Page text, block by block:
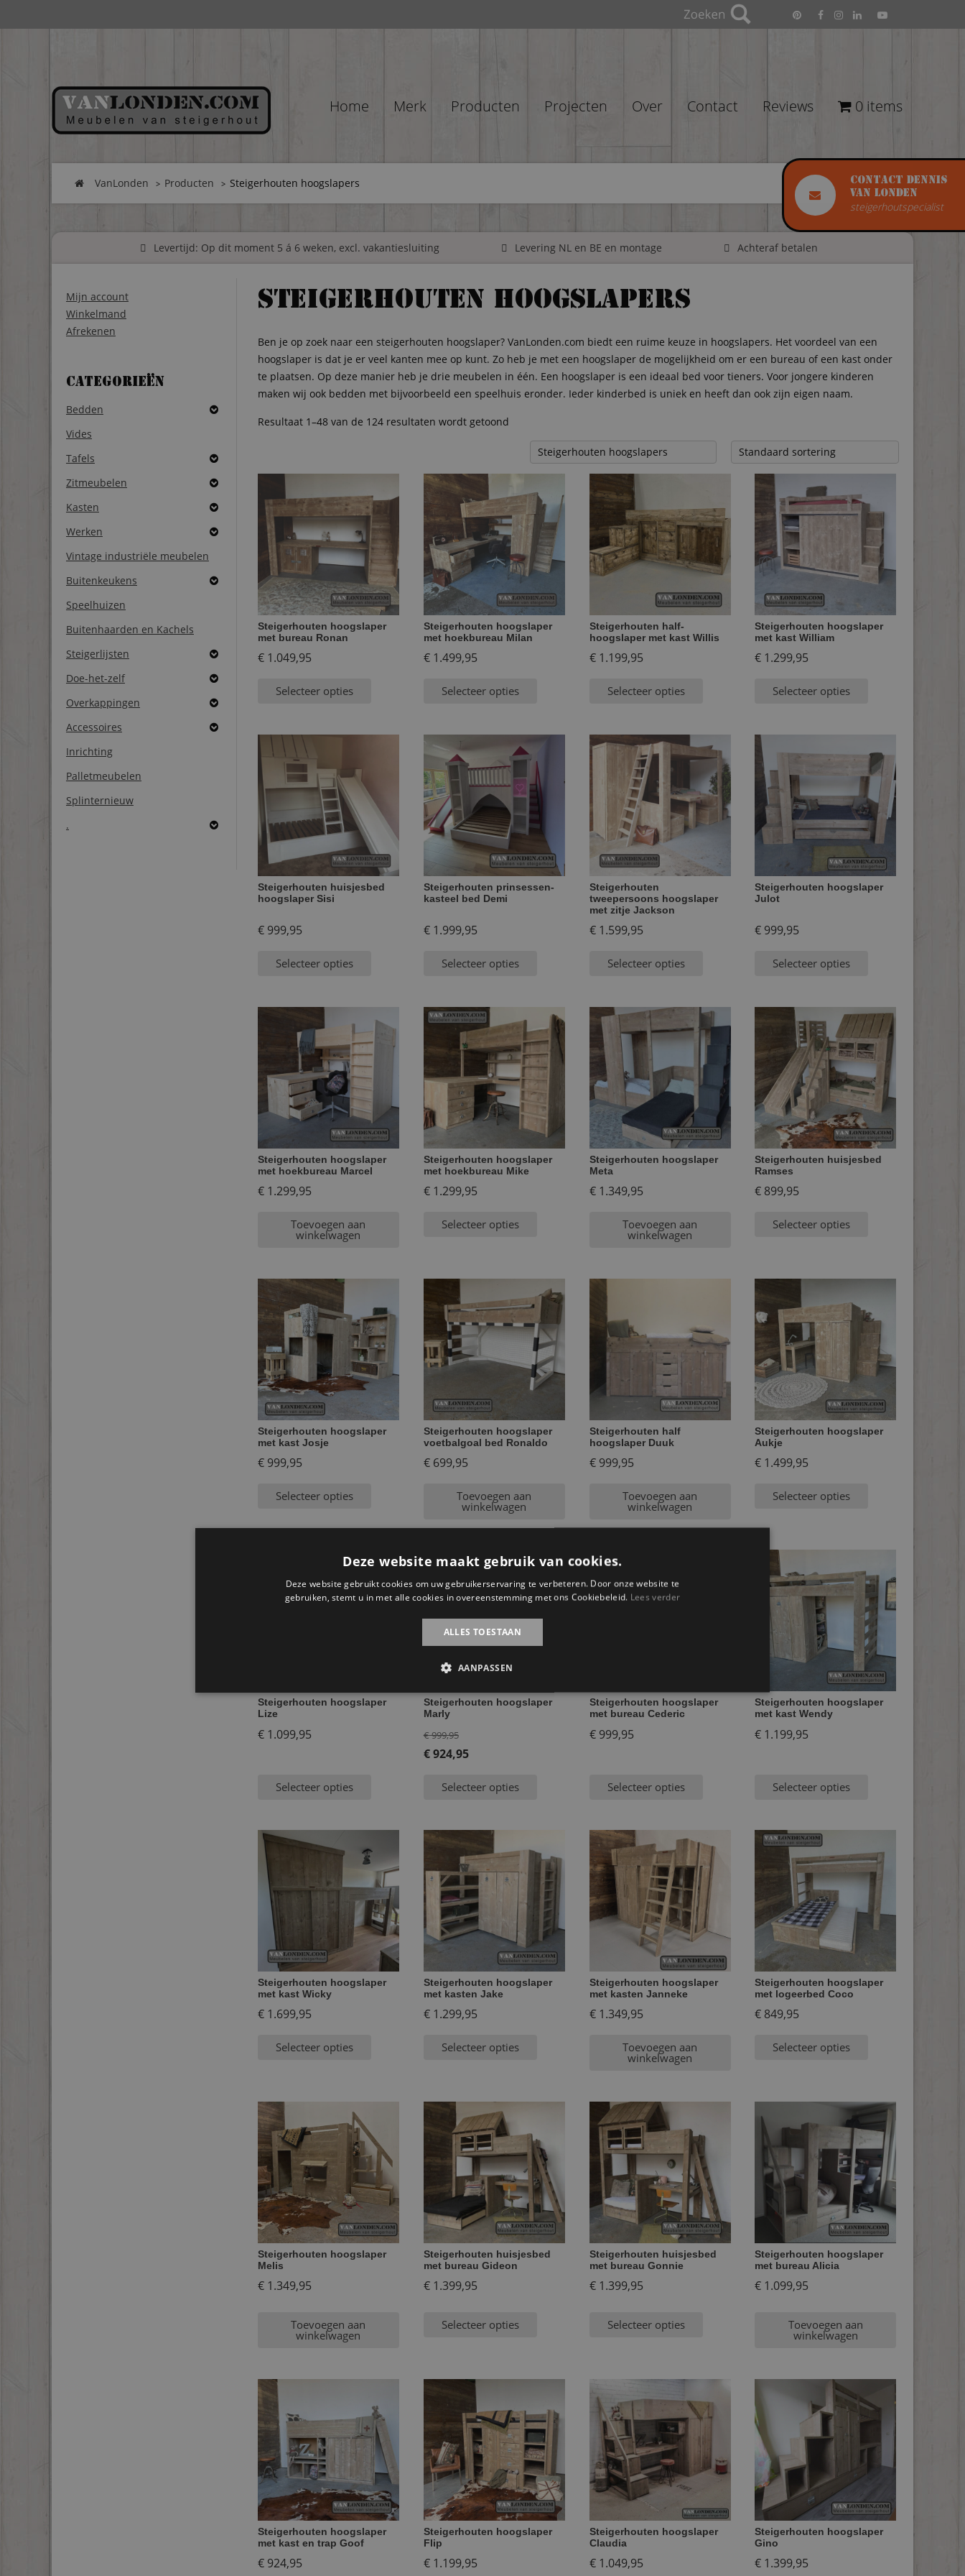
Contact Dennis
van Londen
steigerhoutspecialist
Home Merk Producten Projecten Over Contact Reviews 0 items
VanLonden Producten Steigerhouten hoogslapers
Levertijd: Op dit moment 5 á 6 weken, excl. vakantiesluiting Levering NL en BE en montage Achteraf betalen
Mijn account
Winkelmand
Afrekenen
Categorieën
Bedden
Vides
Tafels
Zitmeubelen
Kasten
Werken
Vintage industriële meubelen
Buitenkeukens
Speelhuizen
Buitenhaarden en Kachels
Steigerlijsten
Doe-het-zelf
Overkappingen
Accessoires
Inrichting
Palletmeubelen
Splinternieuw
.
Steigerhouten hoogslapers
Ben je op zoek naar een steigerhouten hoogslaper? VanLonden.com biedt een ruime keuze in hoogslapers. Het voordeel van een
hoogslaper is dat je er veel kanten mee op kunt. Zo heb je met een hoogslaper de mogelijkheid om er een bureau of een kast onder
te plaatsen. Op deze manier heb je drie meubelen in één. Een hoogslaper is een ideaal bed voor tieners. Voor jongere kinderen
maken wij ook bedden met bijvoorbeeld een speelhuis eronder. Ieder kinderbed is uniek en heeft dan ook zijn eigen naam.
Resultaat 1–48 van de 124 resultaten wordt getoond
Steigerhouten hoogslaper
met bureau Ronan
€1.049,95
Selecteer opties
Steigerhouten hoogslaper
met hoekbureau Milan
€1.499,95
Selecteer opties
Steigerhouten half-
hoogslaper met kast Willis
€1.199,95
Selecteer opties
Steigerhouten hoogslaper
met kast William
€ 1.299,95
Selecteer opties
Steigerhouten huisjesbed
hoogslaper Sisi
€999,95
Selecteer opties
Steigerhouten prinsessen-
kasteel bed Demi
€1.999,95
Selecteer opties
Steigerhouten
tweepersoons hoogslaper
met zitje Jackson
€1.599,95
Selecteer opties
Steigerhouten hoogslaper
Julot
€ 999,95
Selecteer opties
Steigerhouten hoogslaper
met hoekbureau Marcel
€1.299,95
Toevoegen aan
winkelwagen
Steigerhouten hoogslaper
met hoekbureau Mike
€1.299,95
Selecteer opties
Steigerhouten hoogslaper
Meta
€1.349,95
Toevoegen aan
winkelwagen
Steigerhouten huisjesbed
Ramses
€ 899,95
Selecteer opties
Steigerhouten hoogslaper
met kast Josje
€999,95
Selecteer opties
Steigerhouten hoogslaper
voetbalgoal bed Ronaldo
€699,95
Toevoegen aan
winkelwagen
Steigerhouten half
hoogslaper Duuk
€999,95
Toevoegen aan
winkelwagen
Steigerhouten hoogslaper
Aukje
€ 1.499,95
Selecteer opties
Steigerhouten hoogslaper
Lize
€1.099,95
Selecteer opties
AANBIEDING!
Steigerhouten hoogslaper
Marly
€999,95Oorspronkelijke
prijs
€ 999,95.
€924,95
prijs
€ 924,95.
Selecteer opties
Steigerhouten hoogslaper
met bureau Cederic
€999,95
Selecteer opties
Steigerhouten hoogslaper
met kast Wendy
€ 1.199,95
Selecteer opties
Steigerhouten hoogslaper
met kast Wicky
€1.699,95
Selecteer opties
Steigerhouten hoogslaper
met kasten Jake
€1.299,95
Selecteer opties
Steigerhouten hoogslaper
met kasten Janneke
€1.349,95
Toevoegen aan
winkelwagen
Steigerhouten hoogslaper
met logeerbed Coco
€ 849,95
Selecteer opties
Steigerhouten hoogslaper
Melis
€1.349,95
Toevoegen aan
winkelwagen
Steigerhouten huisjesbed
met bureau Gideon
€1.399,95
Selecteer opties
Steigerhouten huisjesbed
met bureau Gonnie
€1.399,95
Selecteer opties
Steigerhouten hoogslaper
met bureau Alicia
€ 1.099,95
Toevoegen aan
winkelwagen
Steigerhouten hoogslaper
met kast en trap Goof
€924,95
Steigerhouten hoogslaper
Flip
€1.199,95
Steigerhouten hoogslaper
Claudia
€1.049,95
Steigerhouten hoogslaper
Gino
€ 1.399,95
Deze website maakt gebruik van cookies.
Deze website gebruikt cookies om uw gebruikerservaring te verbeteren. Door onze website te
gebruiken, stemt u in met alle cookies in overeenstemming met ons Cookiebeleid. Lees verder
ALLES TOESTAAN
AANPASSEN